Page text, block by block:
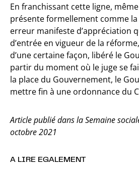
En franchissant cette ligne,
présente formellement comme la
erreur manifeste d’appréciation
d’entrée en vigueur de la
d’une certaine façon, libéré le
partir du moment où le juge se
la place du Gouvernement, le
mettre fin à une ordonnance du
Article publié dans la Semaine
octobre 2021
A LIRE EGALEMENT